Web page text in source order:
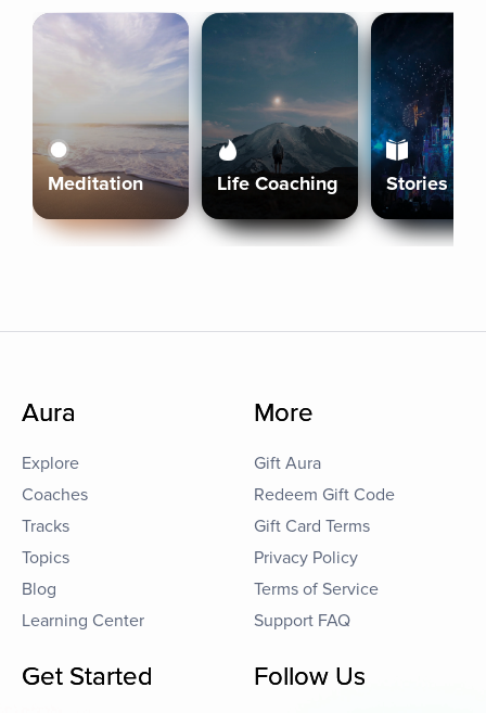
Meditation Life Coaching Stories
Aura
Explore
Coaches
Tracks
Topics
Blog
Learning Center
More
Gift Aura
Redeem Gift Code
Gift Card Terms
Privacy Policy
Terms of Service
Support FAQ
Get Started Follow Us